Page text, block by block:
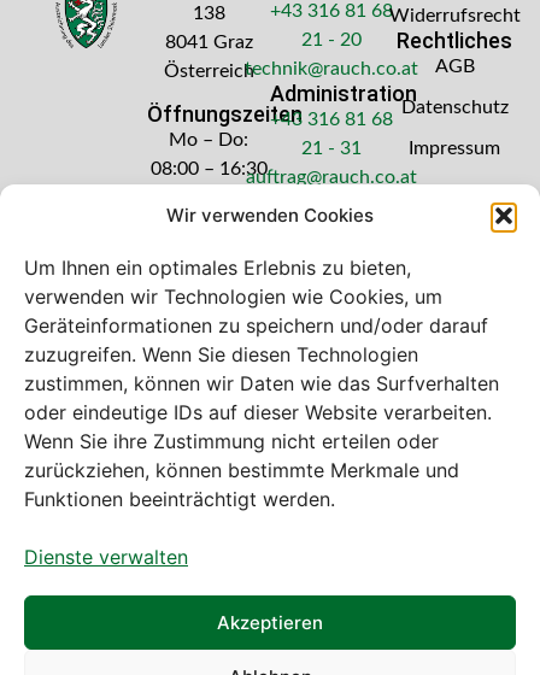
Wir verwenden Cookies
Um Ihnen ein optimales Erlebnis zu bieten,
verwenden wir Technologien wie Cookies, um
Geräteinformationen zu speichern und/oder darauf
zuzugreifen. Wenn Sie diesen Technologien
zustimmen, können wir Daten wie das Surfverhalten
oder eindeutige IDs auf dieser Website verarbeiten.
Wenn Sie ihre Zustimmung nicht erteilen oder
zurückziehen, können bestimmte Merkmale und
Funktionen beeinträchtigt werden.
Dienste verwalten
Akzeptieren
138
8041 Graz
Österreich
Öffnungszeiten
Mo – Do:
08:00 – 16:30
Freitag: 08:00
+43 316 81 68
21 - 20
technik@rauch.co.at
Administration
+43 316 81 68
21 - 31
auftrag@rauch.co.at
Widerrufsrecht
Rechtliches
AGB
Datenschutz
Impressum
Bei diesem Webshop handelt es sich um
einen B2B-Webshop
A. Rauch GmbH – Ihr Experte aus Österreich für Waagen,
Eich- & Kalibrierservice, Sprühnebel-Zerstäubungstechnik
und Lebensmittelmaschinen.
Sämtliche Angebote der A. Rauch GmbH richten sich
gewerbliche Kunden, Institutionen, Kommunen usw. aus
Österreich, Deutschland und der Schweiz (weitere Länder